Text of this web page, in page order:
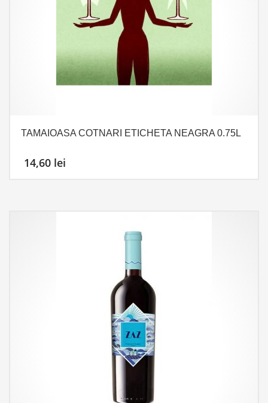
TAMAIOASA COTNARI ETICHETA NEAGRA 0.75L
14,60 lei